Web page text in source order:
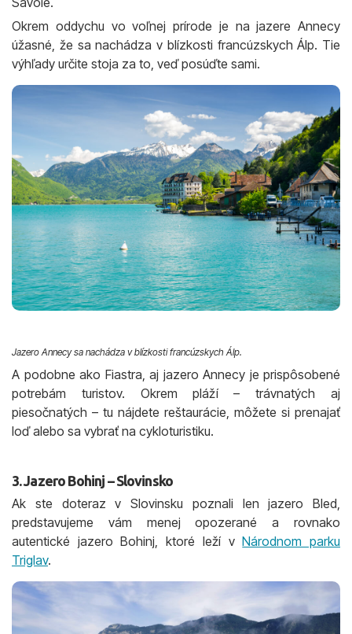
Okrem oddychu vo voľnej prírode je na jazere Annecy
úžasné, že sa nachádza v blízkosti francúzskych Álp. Tie
výhľady určite stoja za to, veď posúďte sami.
Jazero Annecy sa nachádza v blízkosti francúzskych Álp.
A podobne ako Fiastra, aj jazero Annecy je prispôsobené
potrebám turistov. Okrem pláží – trávnatých aj
piesočnatých – tu nájdete reštaurácie, môžete si prenajať
loď alebo sa vybrať na cykloturistiku.
3. Jazero Bohinj – Slovinsko
Ak ste doteraz v Slovinsku poznali len jazero Bled,
predstavujeme vám menej opozerané a rovnako
autentické jazero Bohinj, ktoré leží vNárodnom parku
Triglav.